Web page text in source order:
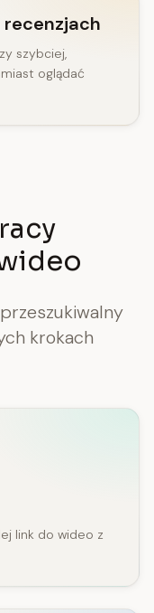
recenzjach
szybciej,
oglądać
krokach
link do wideo z